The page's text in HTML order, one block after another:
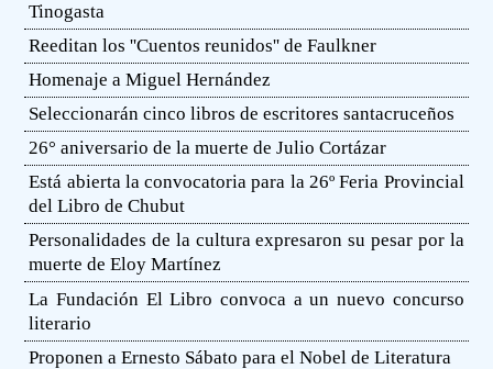
Tinogasta
Reeditan los ''Cuentos reunidos'' de Faulkner
Homenaje a Miguel Hernández
Seleccionarán cinco libros de escritores santacruceños
26° aniversario de la muerte de Julio Cortázar
Está abierta la convocatoria para la 26º Feria Provincial
del Libro de Chubut
Personalidades de la cultura expresaron su pesar por la
muerte de Eloy Martínez
La Fundación El Libro convoca a un nuevo concurso
literario
Proponen a Ernesto Sábato para el Nobel de Literatura